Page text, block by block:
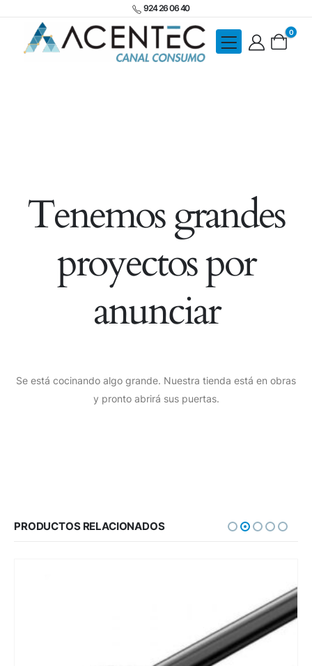
924 26 06 40
0
Tenemos grandes
proyectos por
anunciar
Se está cocinando algo grande. Nuestra tienda está en obras
y pronto abrirá sus puertas.
PRODUCTOS RELACIONADOS